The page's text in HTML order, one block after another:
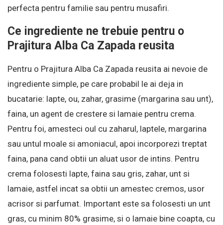
perfecta pentru familie sau pentru musafiri.
Ce ingrediente ne trebuie pentru o
Prajitura Alba Ca Zapada reusita
Pentru o Prajitura Alba Ca Zapada reusita ai nevoie de
ingrediente simple, pe care probabil le ai deja in
bucatarie: lapte, ou, zahar, grasime (margarina sau unt),
faina, un agent de crestere si lamaie pentru crema.
Pentru foi, amesteci oul cu zaharul, laptele, margarina
sau untul moale si amoniacul, apoi incorporezi treptat
faina, pana cand obtii un aluat usor de intins. Pentru
crema folosesti lapte, faina sau gris, zahar, unt si
lamaie, astfel incat sa obtii un amestec cremos, usor
acrisor si parfumat. Important este sa folosesti un unt
gras, cu minim 80% grasime, si o lamaie bine coapta, cu